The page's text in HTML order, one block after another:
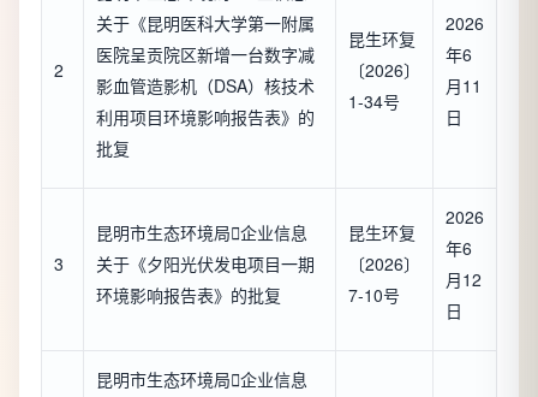
2
关于《昆明医科大学第一附属
医院呈贡院区新增一台数字减
影血管造影机（DSA）核技术
利用项目环境影响报告表》的
批复
昆生环复
〔2026〕
1-34号
2026
年6
月11
日
3
昆明市生态环境局企业信息
关于《夕阳光伏发电项目一期
环境影响报告表》的批复
昆生环复
〔2026〕
7-10号
2026
年6
月12
日
昆明市生态环境局企业信息